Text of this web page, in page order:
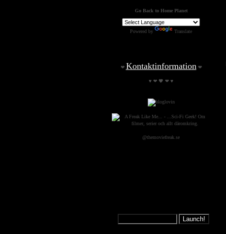
Go Back to Home Planet
Powered by Translate
❤ Kontaktinformation ❤
♥ ❤ 🖤 ❤ ♥
@themoviefreak.se